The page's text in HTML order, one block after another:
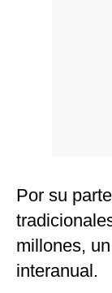
Por su
millones,
interanual.